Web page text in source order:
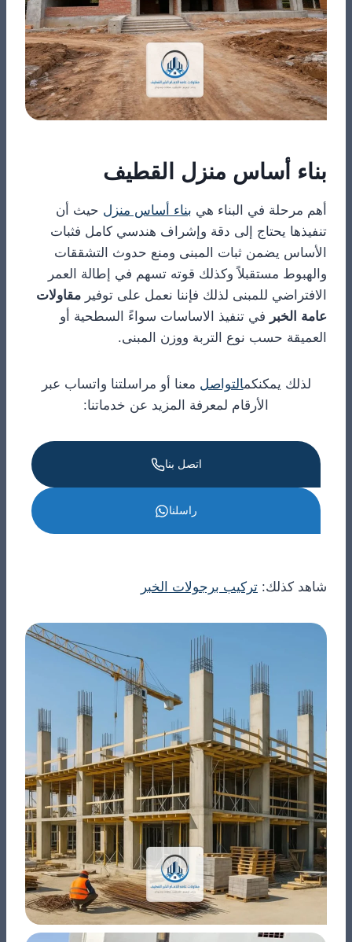
بناء أساس منزل القطيف
أهم مرحلة في البناء هي بناء أساس منزل حيث أن
تنفيذها يحتاج إلى دقة وإشراف هندسي كامل فثبات
الأساس يضمن ثبات المبنى ومنع حدوث التشققات
والهبوط مستقبلاً وكذلك قوته تسهم في إطالة العمر
الافتراضي للمبنى لذلك فإننا نعمل على توفير مقاولات
عامة الخبر في تنفيذ الاساسات سواءً السطحية أو
العميقة حسب نوع التربة ووزن المبنى.
لذلك يمكنكمالتواصل معنا أو مراسلتنا واتساب عبر
الأرقام لمعرفة المزيد عن خدماتنا:
اتصل بنا
راسلنا
شاهد كذلك: تركيب برجولات الخبر